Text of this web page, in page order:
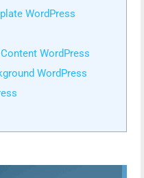
WordPress
WordPress
WordPress